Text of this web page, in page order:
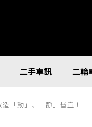
二手車訊 二輪
「動」、「靜」皆宜！